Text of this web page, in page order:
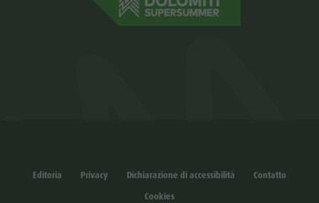
Editoria Privacy Dichiarazione di accessibilità
Contatto
Cookies